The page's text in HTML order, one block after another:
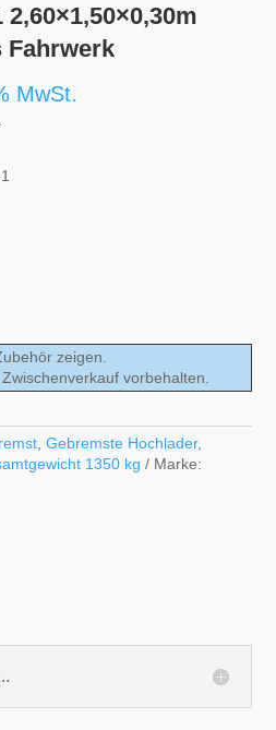
Fahrwerk
MwSt.
zeigen.
vorbehalten.
,Gebremste Hochlader,
1350 kg
Marke: